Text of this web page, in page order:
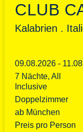
CLUB
Kalabrien .
09.08.2026 -
7 Nächte, All
Inclusive
Doppelzimmer
ab München
Preis pro Person